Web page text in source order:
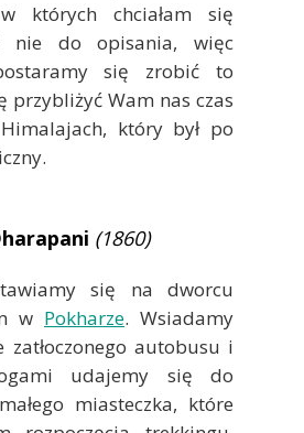
których chciałam się
nie do opisania, więc
się zrobić to
przybliżyć Wam nas czas
który był po
(1860)
się na dworcu
w Pokharze. Wsiadamy
zatłoczonego autobusu i
udajemy się do
miasteczka, które